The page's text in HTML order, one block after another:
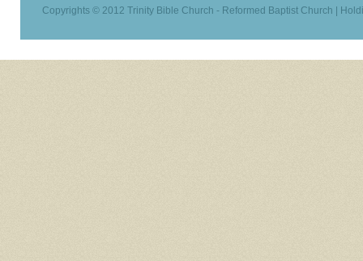
Copyrights © 2012 Trinity Bible Church - Reformed Baptist Church |